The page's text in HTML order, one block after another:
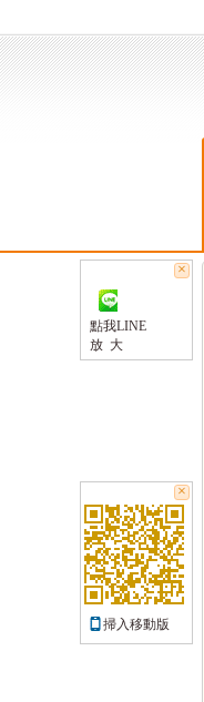
×
掃入移動版
×
點我LINE
放 大